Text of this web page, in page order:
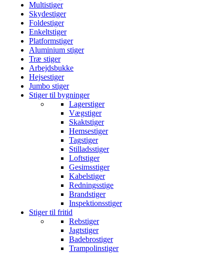
Multistiger
Skydestiger
Foldestiger
Enkeltstiger
Platformstiger
Aluminium stiger
Træ stiger
Arbejdsbukke
Hejsestiger
Jumbo stiger
Stiger til bygninger
Lagerstiger
Vægstiger
Skaktstiger
Hemsestiger
Tagstiger
Stilladsstiger
Loftstiger
Gesimsstiger
Kabelstiger
Redningsstige
Brandstiger
Inspektionsstiger
Stiger til fritid
Rebstiger
Jagtstiger
Badebrostiger
Trampolinstiger